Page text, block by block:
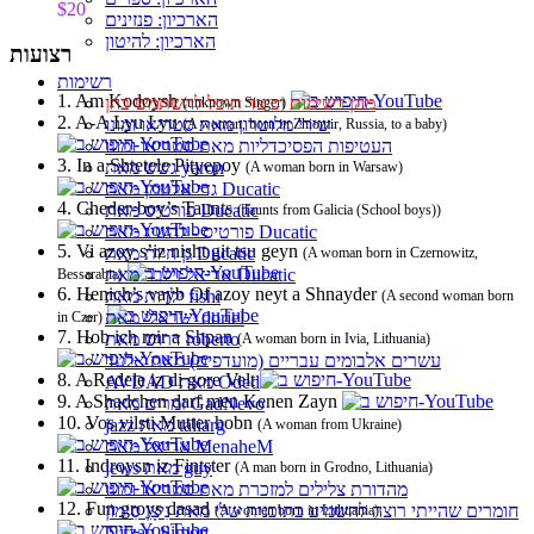
הארכיון: פנזינים
הארכיון: להיטון
רשימות
מהן רשימות וכיצד תוכל להשתמש בהן
שירי מלוטרון מאת סטריאו ומונו
העטיפות הפסיכדליות מאת סטריאו ומונו
גשש מאת yaron
גדי אלטמן מאת Ducatic
פורטיס מאת Ducatic
פורטיס - להשיג מאת Ducatic
גן חיות מאת Ducatic
אריאל זילבר מאת Ducatic
ילדות מאת fishi
ישראלי מאת doriel
דרוש מאת roberto
עשרים אלבומים עבריים (מועדפים) מאת אלעד
AVDAD מאת Oded
זמרים מאת GadNevo
jazz מאת taliarg
אריאל מאת MenaheM
jews מאת guy
מהדורת צלילים למזכרת מאת סטריאו ומונו
חומרים שהייתי רוצה להשמיע בתוכנית שלי מאת נִיצָן סִימוֹן
$20
רצועות
1. Am Kodoysh(unknown Singer)
2. A-A Lyu Lyu(A woman, born in Zhiomir, Russia, to a baby)
3. In a Shtetele Pityepoy (A woman born in Warsaw)
4. Cheder-boy’s Taunts(Taunts from Galicia (School boys))
5. Vi azoy s’iz nisht git tsu geyn (A woman born in Czernowitz,
Bessarabia)
6. Henich’s vayb Of azoy neyt a Shnayder (A second woman born
in Czer)
7. Hob ich mir a Shpan(A woman born in Ivia, Lithuania)
8. A Redele iz di gore Velt
9. A Shadchen darf men Kenen Zayn
10. Vos vilsti Mutter hobn (A woman from Ukraine)
11. Indroysn iz Fintster (A man born in Grodno, Lithuania)
12. Fun groys dasad (A women born in Lithuania)